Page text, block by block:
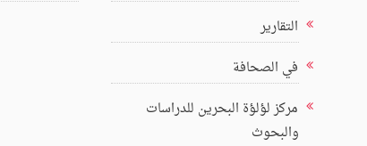
التقارير
في الصحافة
مركز لؤلؤة البحرين للدراسات
والبحوث